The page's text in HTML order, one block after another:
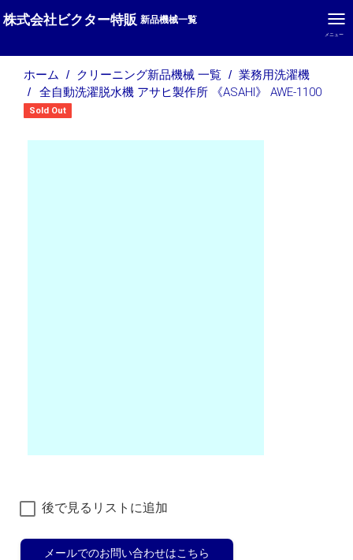
メニュー
株式会社ビクター特販 新品機械一覧
ホーム クリーニング新品機械 一覧 業務用洗濯機
全自動洗濯脱水機 アサヒ製作所 《ASAHI》 AWE-1100
Sold Out
後で見るリストに追加
メールでのお問い合わせはこちら